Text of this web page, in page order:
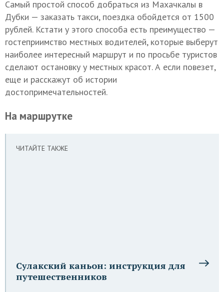
Самый простой способ добраться из Махачкалы в
Дубки — заказать такси, поездка обойдется от 1500
рублей. Кстати у этого способа есть преимущество —
гостеприимство местных водителей, которые выберут
наиболее интересный маршрут и по просьбе туристов
сделают остановку у местных красот. А если повезет,
еще и расскажут об истории
достопримечательностей.
На маршрутке
ЧИТАЙТЕ ТАКЖЕ
Сулакский каньон: инструкция для
путешественников